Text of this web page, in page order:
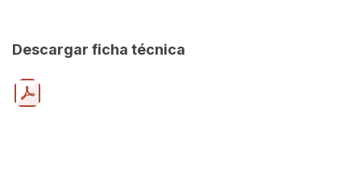
Descargar ficha técnica